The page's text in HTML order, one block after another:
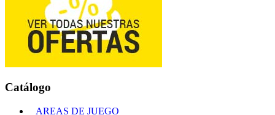
Catálogo
AREAS DE JUEGO